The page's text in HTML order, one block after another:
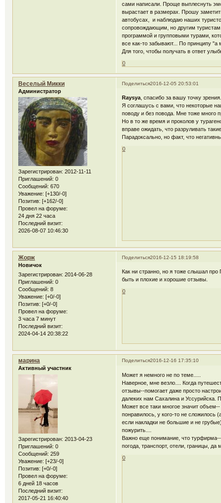
сами написали. Проще выплеснуть
вырастает в размерах. Прошу
автобусах, и наблюдаю наших
сопровождающим, но другим
программой и групповыми турами,
все как-то забывают... По принципу "а
Для того, чтобы получать в ответ
0
Поделиться2016-12-05 20:53:01
Веселый Микки
Администратор
Зарегистрирован: 2012-11-11
Приглашений: 0
Сообщений: 670
Уважение: [+130/-0]
Позитив: [+162/-0]
Провел на форуме:
24 дня 22 часа
Последний визит:
2026-08-07 10:46:30
Raysya , спасибо за вашу точку
Я соглашусь с вами, что некоторые
поводу и без повода. Мне тоже много
Но в то же время и проколов у
вправе ожидать, что разруливать
Парадоксально, но факт, что
0
Поделиться2016-12-15 18:19:58
Жорж
Новичок
Зарегистрирован: 2014-06-28
Приглашений: 0
Сообщений: 8
Уважение: [+0/-0]
Позитив: [+0/-0]
Провел на форуме:
3 часа 7 минут
Последний визит:
2024-04-14 20:38:22
Как ни странно, но я тоже слышал
быть и плохие и хорошие отзывы.
0
Поделиться2016-12-16 17:35:10
марина
Активный участник
Зарегистрирован: 2013-04-23
Приглашений: 0
Сообщений: 259
Уважение: [+23/-0]
Позитив: [+0/-0]
Провел на форуме:
6 дней 18 часов
Последний визит:
2017-05-21 16:40:40
Может я немного не по теме.....
Наверное, мне везло.... Когда
отзывы--помогает даже просто
далеких нам Сахалина и Уссурийска.
Может все таки многое значит
понравилось, у кого-то не сложилось
если накладки не большие и не
пожурить....
Важно еще понимание, что
погода, транспорт, отели, границы,
0